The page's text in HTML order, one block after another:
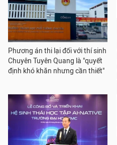
Phương án thi lại đối với thí sinh
Chuyên Tuyên Quang là "quyết
định khó khăn nhưng cần thiết"